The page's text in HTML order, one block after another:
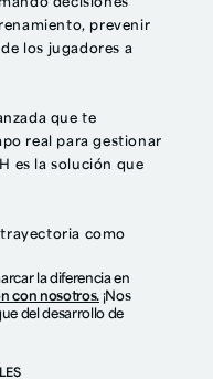
decisiones
prevenir
los jugadores a
que te
real para gestionar
es la solución que
como
la diferencia en
con nosotros.¡Nos
del desarrollo de